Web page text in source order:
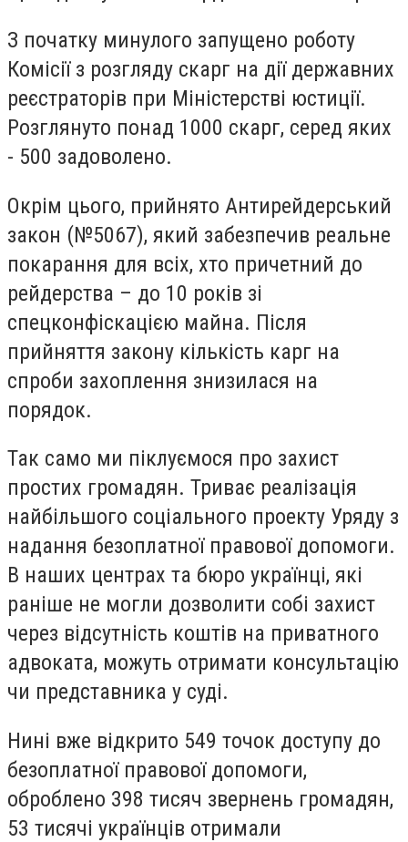
З початку минулого запущено роботу
Комісії з розгляду скарг на дії державних
реєстраторів при Міністерстві юстиції.
Розглянуто понад 1000 скарг, серед яких
- 500 задоволено.
Окрім цього, прийнято Антирейдерський
закон (№5067), який забезпечив реальне
покарання для всіх, хто причетний до
рейдерства – до 10 років зі
спецконфіскацією майна. Після
прийняття закону кількість карг на
спроби захоплення знизилася на
порядок.
Так само ми піклуємося про захист
простих громадян. Триває реалізація
найбільшого соціального проекту Уряду з
надання безоплатної правової допомоги.
В наших центрах та бюро українці, які
раніше не могли дозволити собі захист
через відсутність коштів на приватного
адвоката, можуть отримати консультацію
чи представника у суді.
Нині вже відкрито 549 точок доступу до
безоплатної правової допомоги,
оброблено 398 тисяч звернень громадян,
53 тисячі українців отримали